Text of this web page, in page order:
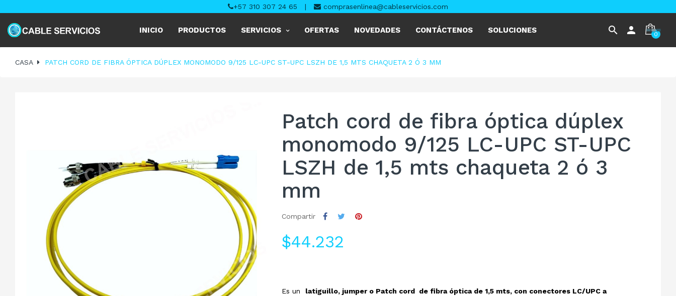
+57 310 307 24 65 | comprasenlinea@cableservicios.com
INICIO PRODUCTOS SERVICIOS OFERTAS NOVEDADES CONTÁCTENOS SOLUCIONES search person 0
CASA PATCH CORD DE FIBRA ÓPTICA DÚPLEX MONOMODO 9/125 LC-UPC ST-UPC LSZH DE 1,5 MTS CHAQUETA 2 Ó 3 MM
Patch cord de fibra óptica dúplex
monomodo 9/125 LC-UPC ST-UPC
LSZH de 1,5 mts chaqueta 2 ó 3
mm
Compartir
$44.232
Es un latiguillo, jumper o Patch cord de fibra óptica de 1,5 mts, con conectores LC/UPC a